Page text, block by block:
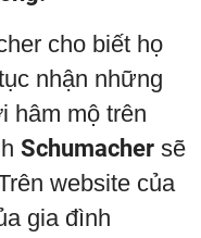
cho biết họ
nhận những
hâm mộ trên
Schumacher sẽ
website của
gia đình